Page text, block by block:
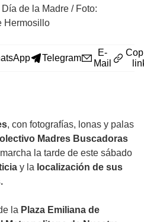
de la Madre / Foto:
Hermosillo
Telegram
E-
Mail
, con fotografías, lonas y palas
Madres Buscadoras
la tarde de este sábado
y la localización de sus
la Plaza Emiliana de